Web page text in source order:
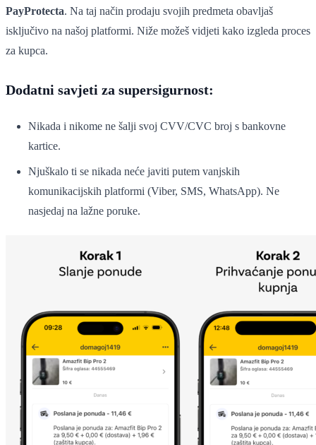
PayProtecta. Na taj način prodaju svojih predmeta obavljaš
isključivo na našoj platformi. Niže možeš vidjeti kako izgleda proces
za kupca.
Dodatni savjeti za supersigurnost:
Nikada i nikome ne šalji svoj CVV/CVC broj s bankovne
kartice.
Njuškalo ti se nikada neće javiti putem vanjskih
komunikacijskih platformi (Viber, SMS, WhatsApp). Ne
nasjedaj na lažne poruke.